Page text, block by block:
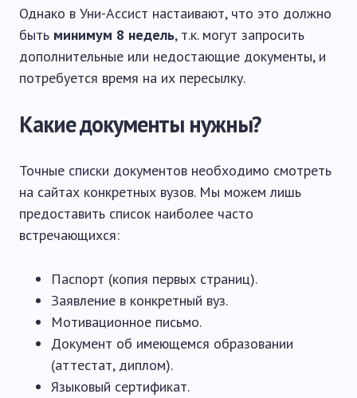
Однако в Уни-Ассист настаивают, что это должно
быть минимум 8 недель, т.к. могут запросить
дополнительные или недостающие документы, и
потребуется время на их пересылку.
Какие документы нужны?
Точные списки документов необходимо смотреть
на сайтах конкретных вузов. Мы можем лишь
предоставить список наиболее часто
встречающихся:
Паспорт (копия первых страниц).
Заявление в конкретный вуз.
Мотивационное письмо.
Документ об имеющемся образовании
(аттестат, диплом).
Языковый сертификат.